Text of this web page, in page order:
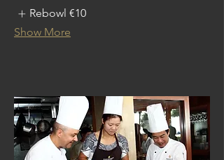
Rebowl €10
Show More